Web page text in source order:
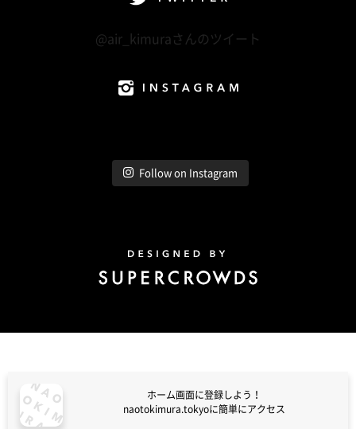
@air_kimuraさんのツイート
Follow on Instagram
ホーム画面に登録しよう！
naotokimura.tokyoに簡単にアクセス